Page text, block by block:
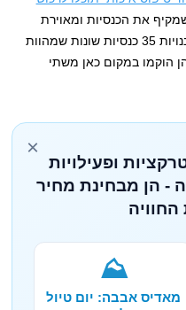
את הכנסיות ומאוירת
הקדושה השורה בהן. במתלולי גרלטה בנויות 35 כנסיות שונות שמהוות
הוקמו במקום כאן משתי
×
ופעילויות
- הן מבחינת מחיר
החוויה
⛰️
מאדיס אבבה: יום טיול